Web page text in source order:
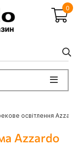
0
освітлення
Azzardo